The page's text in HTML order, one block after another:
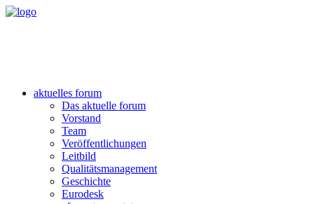
aktuelles forum
Das aktuelle forum
Vorstand
Team
Veröffentlichungen
Leitbild
Qualitätsmanagement
Geschichte
Eurodesk